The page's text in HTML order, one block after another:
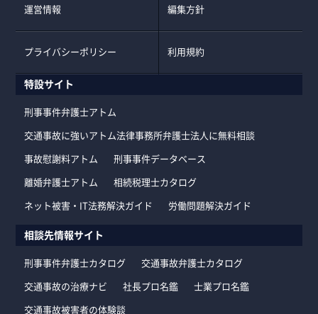
運営情報 編集方針
プライバシーポリシー 利用規約
特設サイト
刑事事件弁護士アトム
交通事故に強いアトム法律事務所弁護士法人に無料相談
事故慰謝料アトム 刑事事件データベース
離婚弁護士アトム 相続税理士カタログ
ネット被害・IT法務解決ガイド 労働問題解決ガイド
相談先情報サイト
刑事事件弁護士カタログ 交通事故弁護士カタログ
交通事故の治療ナビ 社長プロ名鑑 士業プロ名鑑
交通事故被害者の体験談